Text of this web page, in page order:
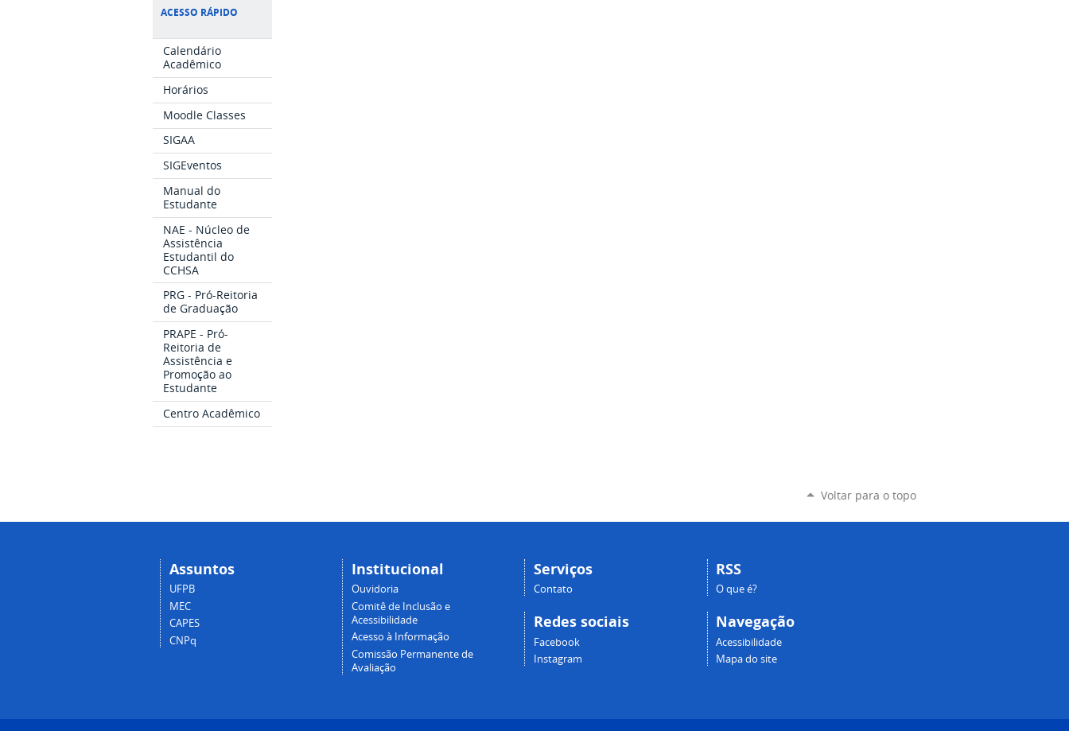
ACESSO RÁPIDO
Calendário
Acadêmico
Horários
Moodle Classes
SIGAA
SIGEventos
Manual do
Estudante
NAE - Núcleo de
Assistência
Estudantil do
CCHSA
PRG - Pró-Reitoria
de Graduação
PRAPE - Pró-
Reitoria de
Assistência e
Promoção ao
Estudante
Centro Acadêmico
Voltar para o topo
Assuntos
UFPB
MEC
CAPES
CNPq
Institucional
Ouvidoria
Comitê de Inclusão e
Acessibilidade
Acesso à Informação
Comissão Permanente de
Avaliação
Serviços
Contato
Redes sociais
Facebook
Instagram
RSS
O que é?
Navegação
Acessibilidade
Mapa do site